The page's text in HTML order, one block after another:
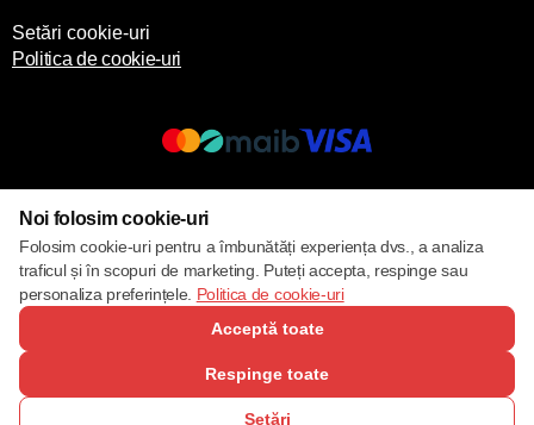
Setări cookie-uri
Politica de cookie-uri
Noi folosim cookie-uri
Folosim cookie-uri pentru a îmbunătăți experiența dvs., a analiza
traficul și în scopuri de marketing. Puteți accepta, respinge sau
personaliza preferințele. Politica de cookie-uri
Acceptă toate
Respinge toate
Setări